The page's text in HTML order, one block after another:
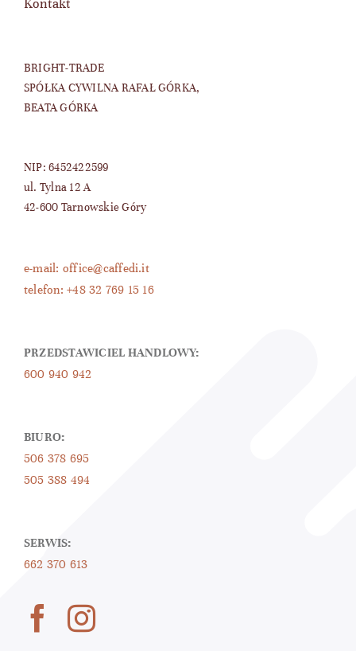
Kontakt
BRIGHT-TRADE
SPÓŁKA CYWILNA RAFAŁ GÓRKA,
BEATA GÓRKA
NIP: 6452422599
ul. Tylna 12 A
42-600 Tarnowskie Góry
e-mail: office@caffedi.it
telefon: +48 32 769 15 16
PRZEDSTAWICIEL HANDLOWY:
600 940 942
BIURO:
506 378 695
505 388 494
SERWIS:
662 370 613